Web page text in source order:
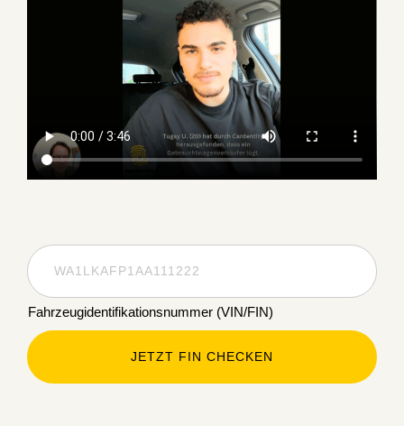
Fahrzeugidentifikationsnummer (VIN/FIN)
JETZT FIN CHECKEN